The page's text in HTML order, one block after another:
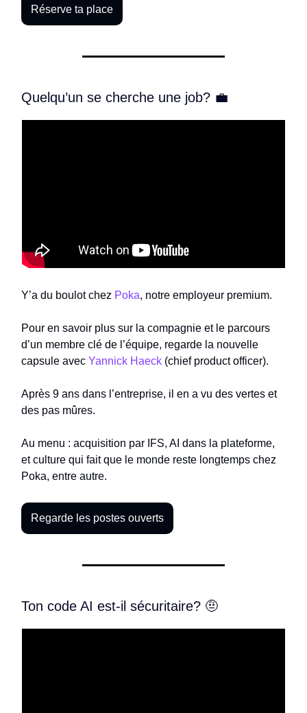
Réserve ta place
Quelqu’un se cherche une job? 💼
Y’a du boulot chez Poka, notre employeur premium.
Pour en savoir plus sur la compagnie et le parcours
d’un membre clé de l’équipe, regarde la nouvelle
capsule avec Yannick Haeck (chief product officer).
Après 9 ans dans l’entreprise, il en a vu des vertes et
des pas mûres.
Au menu : acquisition par IFS, AI dans la plateforme,
et culture qui fait que le monde reste longtemps chez
Poka, entre autre.
Regarde les postes ouverts
Ton code AI est-il sécuritaire? 🤨